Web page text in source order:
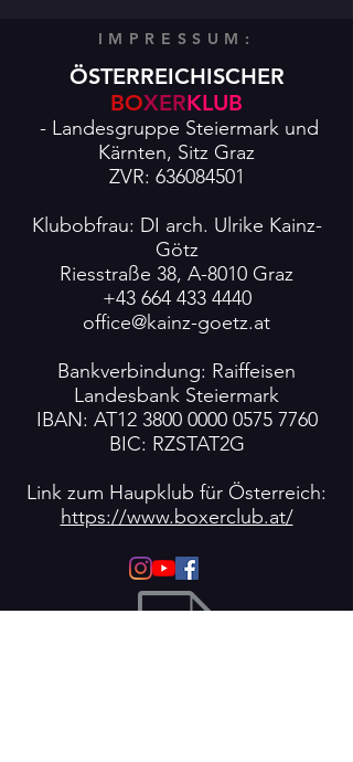
IMPRESSUM:
ÖSTERREICHISCHER
BOXERKLUB
- Landesgruppe Steiermark und
Kärnten, Sitz Graz
ZVR: 636084501
Klubobfrau: DI arch. Ulrike Kainz-
Götz
Riesstraße 38, A-8010 Graz
+43 664 433 4440
office@kainz-goetz.at
Bankverbindung: Raiffeisen
Landesbank Steiermark
IBAN: AT12 3800 0000 0575 7760
BIC: RZSTAT2G
Link zum Haupklub für Österreich:
https://www.boxerclub.at/